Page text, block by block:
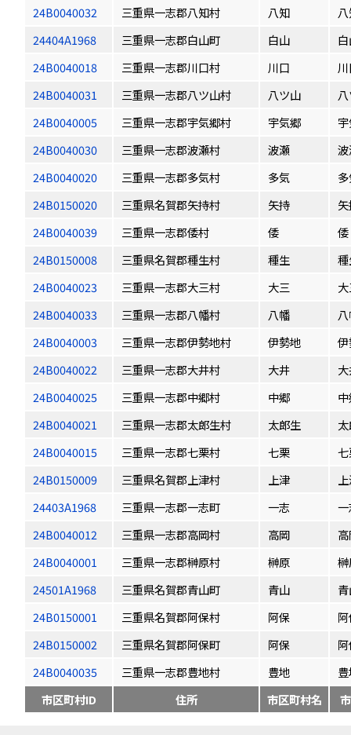
24B0040032
三重県一志郡八知村 八知
24404A1968
三重県一志郡白山町 白山
24B0040018
三重県一志郡川口村 川口
24B0040031
三重県一志郡八ツ山村 八ツ山
24B0040005
三重県一志郡宇気郷村 宇気郷
24B0040030
三重県一志郡波瀬村 波瀬
24B0040020
三重県一志郡多気村 多気
24B0150020
三重県名賀郡矢持村 矢持
24B0040039
三重県一志郡倭村 倭
倭
24B0150008
三重県名賀郡種生村 種生
24B0040023
三重県一志郡大三村 大三
24B0040033
三重県一志郡八幡村 八幡
24B0040003
三重県一志郡伊勢地村 伊勢地
24B0040022
三重県一志郡大井村 大井
24B0040025
三重県一志郡中郷村 中郷
24B0040021
三重県一志郡太郎生村 太郎生
24B0040015
三重県一志郡七栗村 七栗
24B0150009
三重県名賀郡上津村 上津
24403A1968
三重県一志郡一志町 一志
24B0040012
三重県一志郡高岡村 高岡
24B0040001
三重県一志郡榊原村 榊原
24501A1968
三重県名賀郡青山町 青山
24B0150001
三重県名賀郡阿保村 阿保
24B0150002
三重県名賀郡阿保町 阿保
24B0040035
三重県一志郡豊地村 豊地
市区町村ID
住所 市区町村名